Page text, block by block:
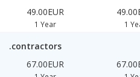
49.00EUR
1 Year 1
.contractors
67.00EUR